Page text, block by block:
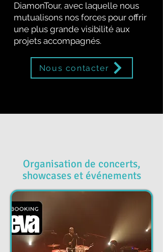
DiamonTour, avec laquelle nous
mutualisons nos forces pour offrir
une plus grande visibilité aux
projets accompagnés.
Nous contacter
Organisation de concerts,
showcases et événements